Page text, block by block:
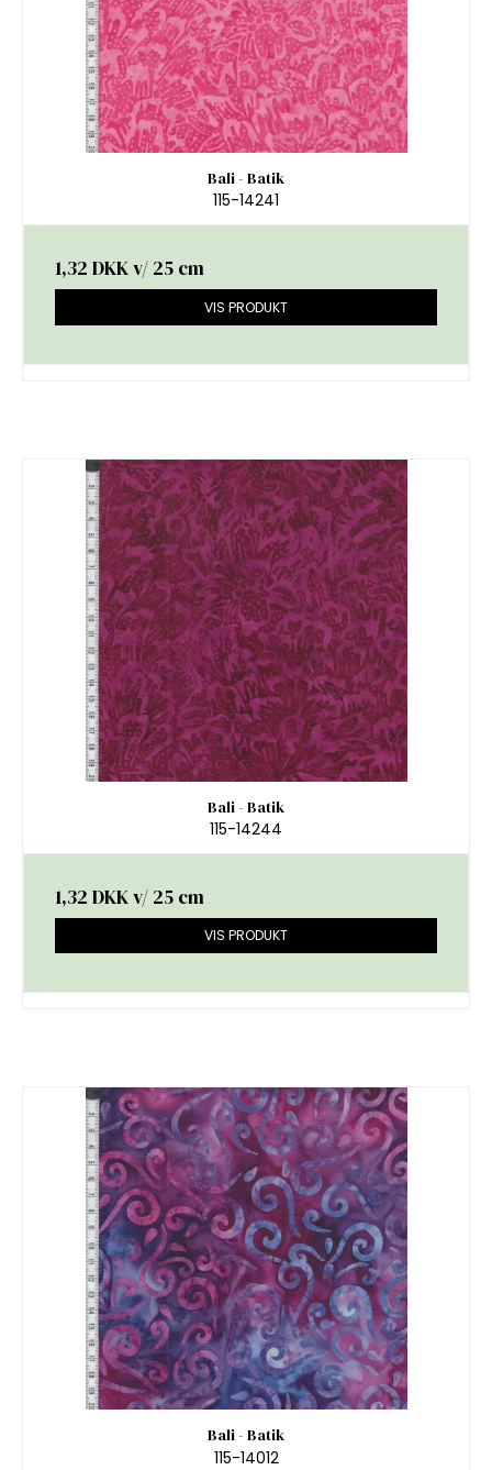
Bali - Batik
115-14241
1,32 DKKv/ 25 cm
VIS PRODUKT
Bali - Batik
115-14244
1,32 DKKv/ 25 cm
VIS PRODUKT
Bali - Batik
115-14012